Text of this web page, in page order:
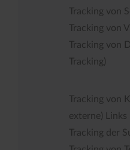
Tracking von
Tracking von
Tracking von
Tracking)
Tracking von
externe) Links
Tracking der